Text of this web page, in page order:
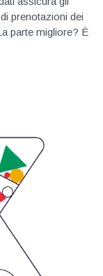
prenotazioni dei
parte migliore? È